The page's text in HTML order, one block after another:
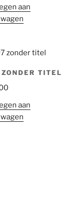
aan
TITEL
aan